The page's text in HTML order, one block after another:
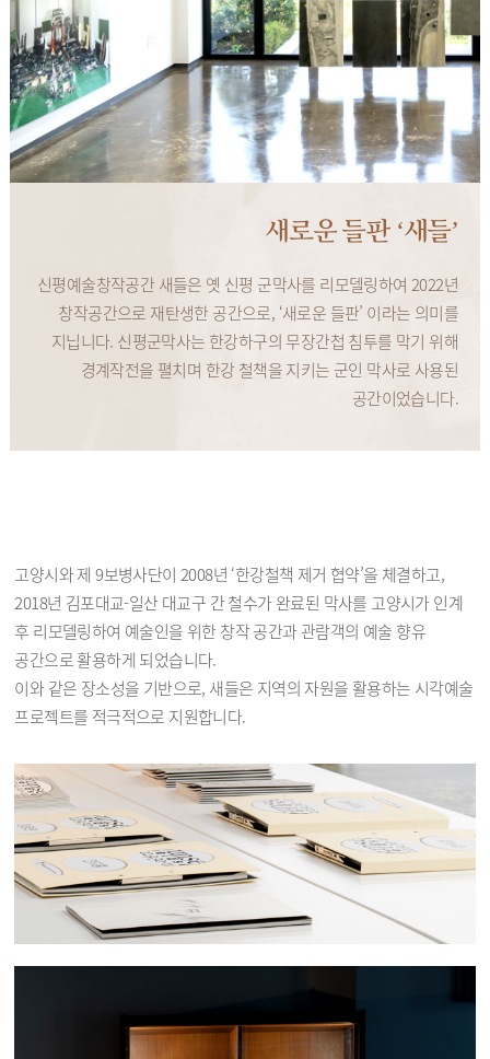
새로운 들판 ‘새들’
신평예술창작공간 새들은 옛 신평 군막사를 리모델링하여 2022년
창작공간으로 재탄생한 공간으로, ‘새로운 들판’ 이라는 의미를
지닙니다. 신평군막사는 한강하구의 무장간첩 침투를 막기 위해
경계작전을 펼치며 한강 철책을 지키는 군인 막사로 사용된
공간이었습니다.
고양시와 제 9보병사단이 2008년 ‘한강철책 제거 협약’을 체결하고,
2018년 김포대교-일산 대교구 간 철수가 완료된 막사를 고양시가 인계
후 리모델링하여 예술인을 위한 창작 공간과 관람객의 예술 향유
공간으로 활용하게 되었습니다.
이와 같은 장소성을 기반으로, 새들은 지역의 자원을 활용하는 시각예술
프로젝트를 적극적으로 지원합니다.